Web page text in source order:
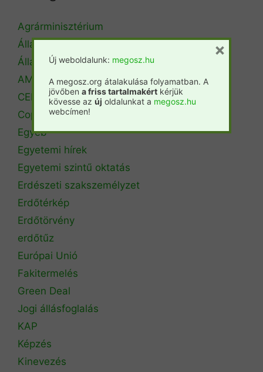
Agrárminisztérium
Állásbörze
Álláshirdetés
AM Erdőrendezési Főosztály
CEPF
Copa Cogeca
Egyéb
Egyetemi hírek
Egyetemi szintű oktatás
Erdészeti szakszemélyzet
Erdőtérkép
Erdőtörvény
erdőtűz
Európai Unió
Fakitermelés
Green Deal
Jogi állásfoglalás
KAP
Képzés
Kinevezés
Új weboldalunk: megosz.hu
A megosz.org átalakulása folyamatban. A
jövőben a friss tartalmakért kérjük
kövesse az új oldalunkat a megosz.hu
webcímen!
×